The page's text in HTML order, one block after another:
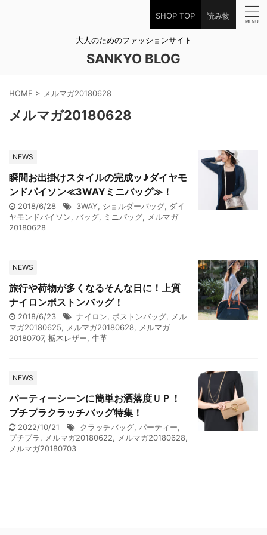
SHOP TOP 読み物
大人のためのファッションサイト
SANKYO BLOG
HOME > メルマガ20180628
メルマガ20180628
NEWS
瞬間お出掛けスタイルの完成ッ♪ダイヤモ
ンドパイソン≪3WAYミニバッグ≫！
2018/6/28 3WAY, ショルダーバッグ, ダイ
ヤモンドパイソン, バッグ, ミニバッグ, メルマガ
20180628
NEWS
旅行や荷物が多くなるそんな日に！上質
ナイロンボストンバッグ！
2018/6/23 ナイロン, ボストンバッグ, メル
マガ20180625, メルマガ20180628, メルマガ
20180707, 栃木レザー, 牛革
NEWS
パーティーシーンに簡単お洒落度ＵＰ！
プチプラクラッチバッグ特集！
2022/10/21 クラッチバッグ, パーティー,
プチプラ, メルマガ20180622, メルマガ20180628,
メルマガ20180703